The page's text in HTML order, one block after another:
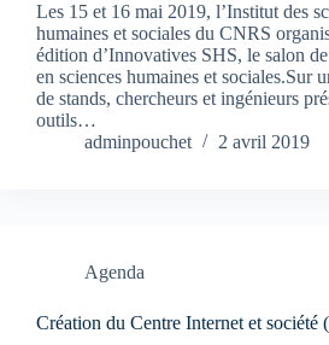
Les 15 et 16 mai 2019, l’Institut des
humaines et sociales du CNRS
édition d’Innovatives SHS, le salon
en sciences humaines et sociales.Sur
de stands, chercheurs et ingénieurs
outils…
adminpouchet
2 avril 2019
Agenda
Création du Centre Internet et société